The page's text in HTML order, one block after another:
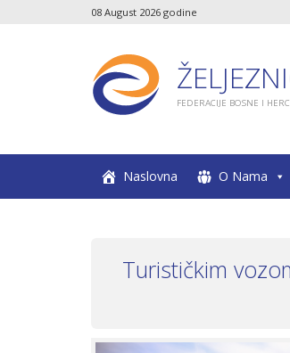
08 August 2026 godine
FEDERACIJE BOSNE I
Naslovna O Nama
Turističkim